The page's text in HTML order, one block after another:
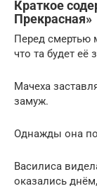
Краткое
Прекрасная»
Перед смертью
что та будет её
Мачеха
замуж.
Однажды она
Василиса
оказались